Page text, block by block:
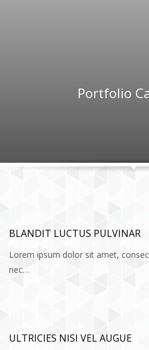
Portfolio
BLANDIT LUCTUS PULVINAR
Lorem ipsum dolor sit amet,
nec…
ULTRICIES NISI VEL AUGUE